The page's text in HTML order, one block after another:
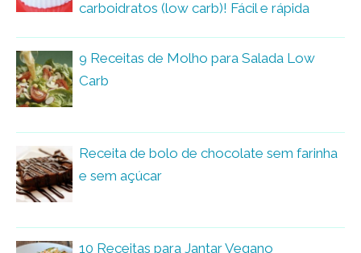
carboidratos (low carb)! Fácil e rápida
9 Receitas de Molho para Salada Low
Carb
Receita de bolo de chocolate sem farinha
e sem açúcar
10 Receitas para Jantar Vegano